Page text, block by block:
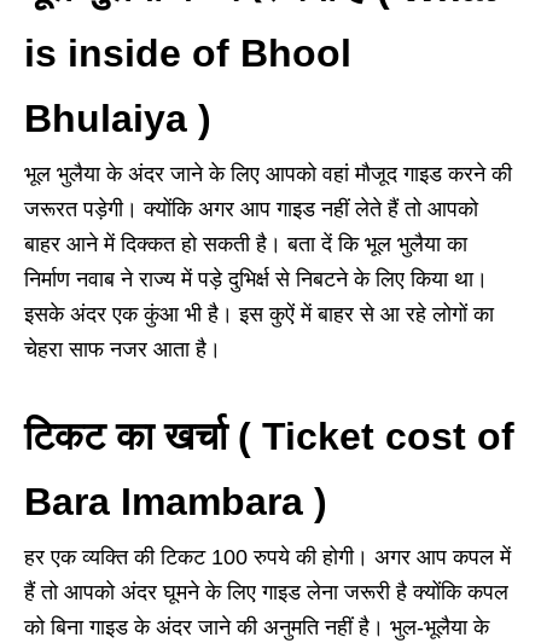
is inside of Bhool
Bhulaiya )
भूल भुलैया के अंदर जाने के लिए आपको वहां मौजूद गाइड करने की
जरूरत पड़ेगी। क्योंकि अगर आप गाइड नहीं लेते हैं तो आपको
बाहर आने में दिक्कत हो सकती है। बता दें कि भूल भुलैया का
निर्माण नवाब ने राज्य में पड़े दुभिर्क्ष से निबटने के लिए किया था।
इसके अंदर एक कुंआ भी है। इस कुऐं में बाहर से आ रहे लोगों का
चेहरा साफ नजर आता है।
टिकट का खर्चा ( Ticket cost of
Bara Imambara )
हर एक व्यक्ति की टिकट 100 रुपये की होगी। अगर आप कपल में
हैं तो आपको अंदर घूमने के लिए गाइड लेना जरूरी है क्योंकि कपल
को बिना गाइड के अंदर जाने की अनुमति नहीं है। भुल-भूलैया के